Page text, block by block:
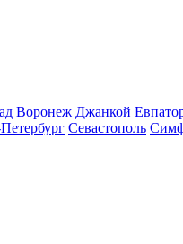
Воронеж Джанкой
Севастополь